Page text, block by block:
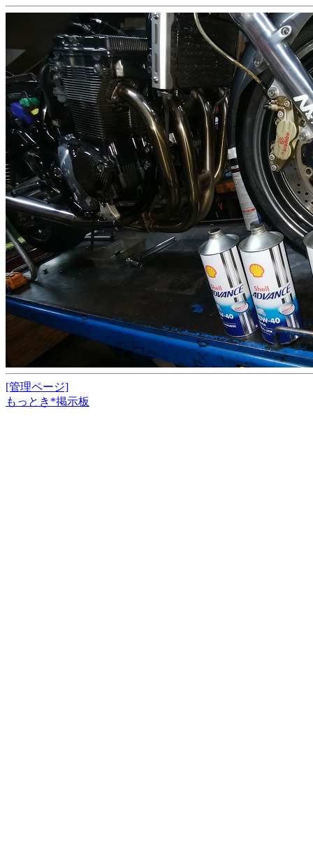
[管理ページ]
もっとき*掲示板